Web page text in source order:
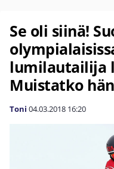
Se oli siinä!
lumilautailija
Muistatko
Toni 04.03.2018 16:20